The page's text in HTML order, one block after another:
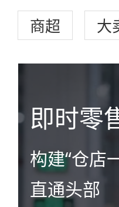
商超
大
即时零
构建“仓店
直通头部